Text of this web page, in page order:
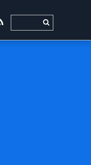
RSS